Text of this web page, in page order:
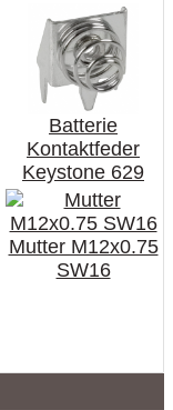
Batterie
Kontaktfeder
Keystone 629
Mutter M12x0.75
SW16